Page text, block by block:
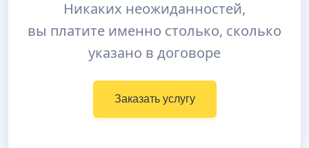
Никаких неожиданностей,
вы платите именно столько, сколько
указано в договоре
Заказать услугу